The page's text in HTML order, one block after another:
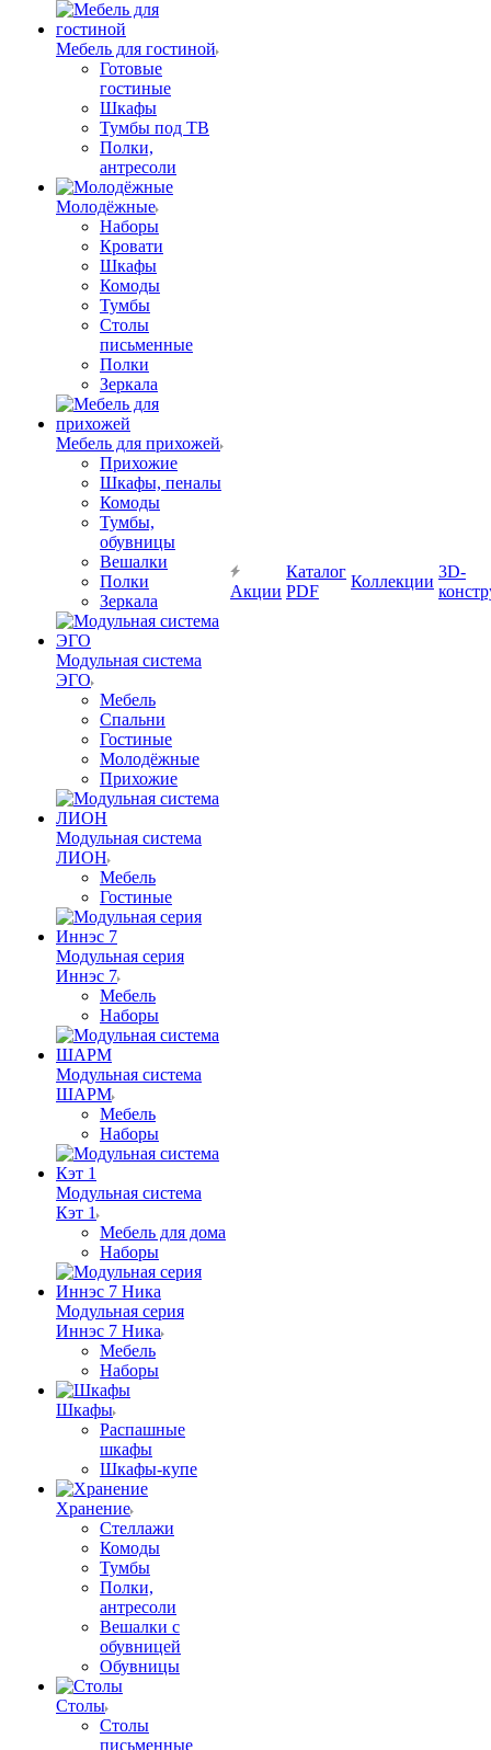
Мебель для гостиной
Готовые
гостиные
Шкафы
Тумбы под ТВ
Полки,
антресоли
Молодёжные
Наборы
Кровати
Шкафы
Комоды
Тумбы
Столы
письменные
Полки
Зеркала
Мебель для прихожей
Прихожие
Шкафы, пеналы
Комоды
Тумбы,
обувницы
Вешалки
Полки
Зеркала
Модульная система
ЭГО
Мебель
Спальни
Гостиные
Молодёжные
Прихожие
Модульная система
ЛИОН
Мебель
Гостиные
Модульная серия
Иннэс 7
Мебель
Наборы
Модульная система
ШАРМ
Мебель
Наборы
Модульная система
Кэт 1
Мебель для дома
Наборы
Модульная серия
Иннэс 7 Ника
Мебель
Наборы
Шкафы
Распашные
шкафы
Шкафы-купе
Хранение
Стеллажи
Комоды
Тумбы
Полки,
антресоли
Вешалки с
обувницей
Обувницы
Столы
Столы
письменные
Акции
Каталог
PDF
Коллекции
3D-